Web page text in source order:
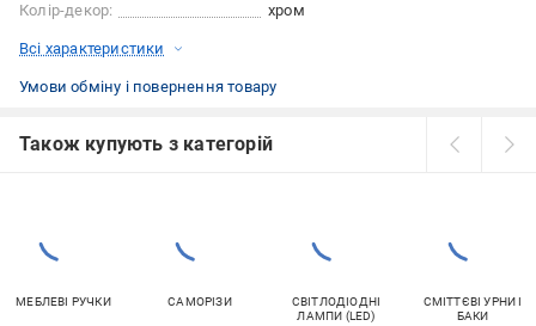
Колір-декор:
хром
Всі характеристики
Умови обміну і повернення товару
Також купують з категорій
МЕБЛЕВІ РУЧКИ САМОРІЗИ
СВІТЛОДІОДНІ
ЛАМПИ (LED)
СМІТТЄВІ УРНИ І
БАКИ